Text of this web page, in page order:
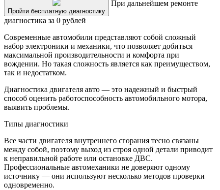
Пройти бесплатную диагностику
При дальнейшем ремонте
диагностика за 0 рублей
Современные автомобили представляют собой сложный
набор электроники и механики, что позволяет добиться
максимальной производительности и комфорта при
вождении. Но такая сложность является как преимуществом,
так и недостатком.
Диагностика двигателя авто — это надежный и быстрый
способ оценить работоспособность автомобильного мотора,
выявить проблемы.
Типы диагностики
Все части двигателя внутреннего сгорания тесно связаны
между собой, поэтому выход из строя одной детали приводит
к неправильной работе или остановке ДВС.
Профессиональные автомеханики не доверяют одному
источнику — они используют несколько методов проверки
одновременно.